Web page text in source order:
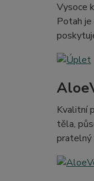
Vysoce
Potah je
Kvalitní
těla,
pratelný